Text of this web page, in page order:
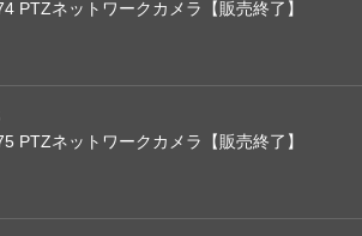
PTZネットワークカメラ【販売終了】
PTZネットワークカメラ【販売終了】